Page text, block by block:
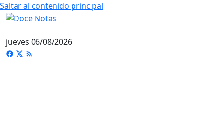
Saltar al contenido principal
jueves 06/08/2026